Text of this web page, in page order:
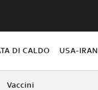
DI CALDO USA-IRAN
Vaccini